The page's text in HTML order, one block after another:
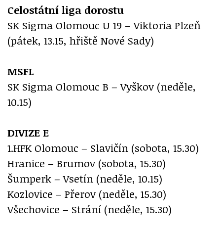
Celostátní liga dorostu
SK Sigma Olomouc U 19 – Viktoria Plzeň
(pátek, 13.15, hřiště Nové Sady)
MSFL
SK Sigma Olomouc B – Vyškov (neděle,
10.15)
DIVIZE E
1.HFK Olomouc – Slavičín (sobota, 15.30)
Hranice – Brumov (sobota, 15.30)
Šumperk – Vsetín (neděle, 10.15)
Kozlovice – Přerov (neděle, 15.30)
Všechovice – Strání (neděle, 15.30)